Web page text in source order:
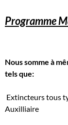
Programme
Nous somme à
tels que:
Extincteurs tous
Auxilliaire